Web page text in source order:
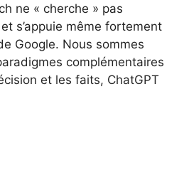
ne « cherche » pas
s’appuie même fortement
Google. Nous sommes
complémentaires
et les faits, ChatGPT